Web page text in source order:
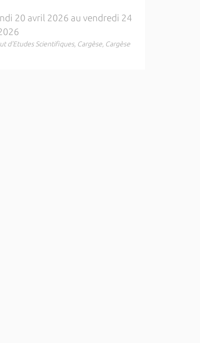
20 avril 2026 au vendredi 24
d'Etudes Scientifiques, Cargèse, Cargèse